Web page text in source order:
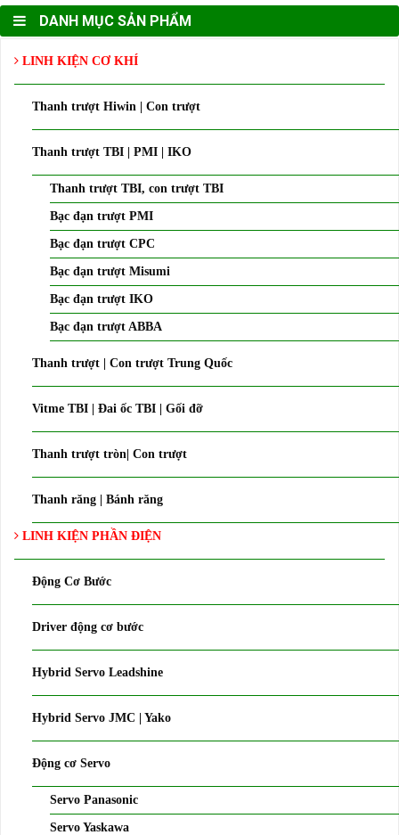
DANH MỤC SẢN PHẨM
LINH KIỆN CƠ KHÍ
Thanh trượt Hiwin | Con trượt
Thanh trượt TBI | PMI | IKO
Thanh trượt TBI, con trượt TBI
Bạc đạn trượt PMI
Bạc đạn trượt CPC
Bạc đạn trượt Misumi
Bạc đạn trượt IKO
Bạc đạn trượt ABBA
Thanh trượt | Con trượt Trung Quốc
Vitme TBI | Đai ốc TBI | Gối đỡ
Thanh trượt tròn| Con trượt
Thanh răng | Bánh răng
LINH KIỆN PHẦN ĐIỆN
Động Cơ Bước
Driver động cơ bước
Hybrid Servo Leadshine
Hybrid Servo JMC | Yako
Động cơ Servo
Servo Panasonic
Servo Yaskawa